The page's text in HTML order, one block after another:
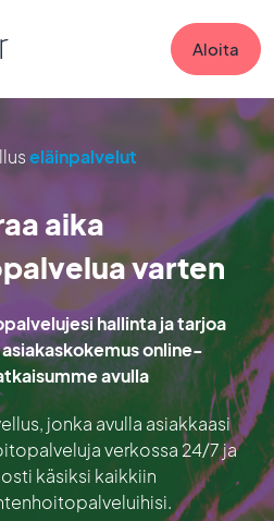
Aloita
eläinpalvelut
aika
varten
hallinta ja tarjoa
online-
avulla
jonka avulla asiakkaasi
verkossa 24/7 ja
käsiksi kaikkiin